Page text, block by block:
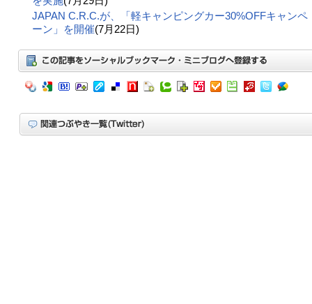
JAPAN C.R.C.が、「軽キャンピングカー30%OFFキャンペ
ーン」を開催(7月22日)